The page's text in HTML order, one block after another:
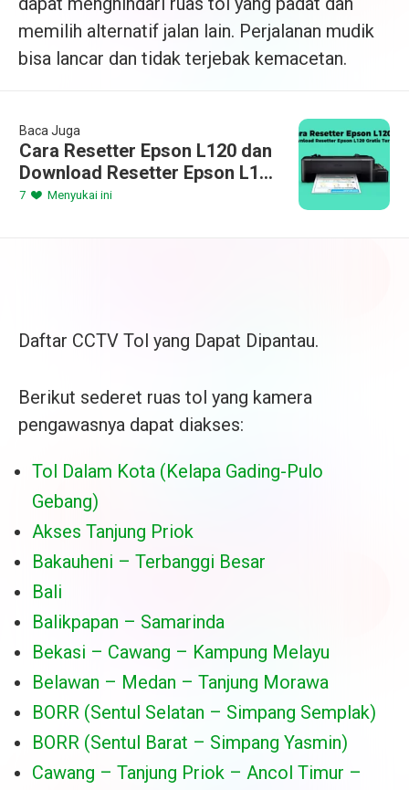
memilih alternatif jalan lain. Perjalanan mudik
bisa lancar dan tidak terjebak kemacetan.
Baca Juga
Cara Resetter Epson L120 dan
Download Resetter Epson L120
Gratis Terbaru 2023
7 Menyukai ini
Daftar CCTV Tol yang Dapat Dipantau.
Berikut sederet ruas tol yang kamera
pengawasnya dapat diakses:
Tol Dalam Kota (Kelapa Gading-Pulo
Gebang)
Akses Tanjung Priok
Bakauheni – Terbanggi Besar
Bali
Balikpapan – Samarinda
Bekasi – Cawang – Kampung Melayu
Belawan – Medan – Tanjung Morawa
BORR (Sentul Selatan – Simpang Semplak)
BORR (Sentul Barat – Simpang Yasmin)
Cawang – Tanjung Priok – Ancol Timur –